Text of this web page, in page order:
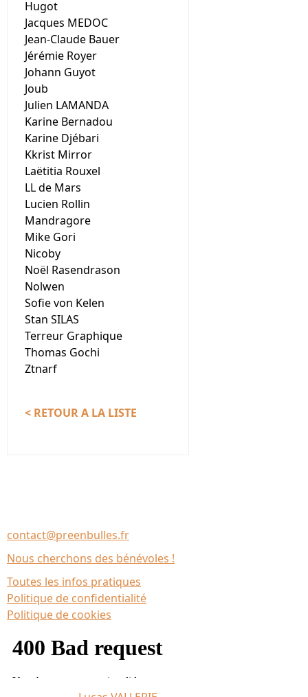
Hugot
Jacques MEDOC
Jean-Claude Bauer
Jérémie Royer
Johann Guyot
Joub
Julien LAMANDA
Karine Bernadou
Karine Djébari
Kkrist Mirror
Laëtitia Rouxel
LL de Mars
Lucien Rollin
Mandragore
Mike Gori
Nicoby
Noël Rasendrason
Nolwen
Sofie von Kelen
Stan SILAS
Terreur Graphique
Thomas Gochi
Ztnarf
< RETOUR A LA LISTE
contact@preenbulles.fr
Nous cherchons des bénévoles !
Toutes les infos pratiques
Politique de confidentialité
Politique de cookies